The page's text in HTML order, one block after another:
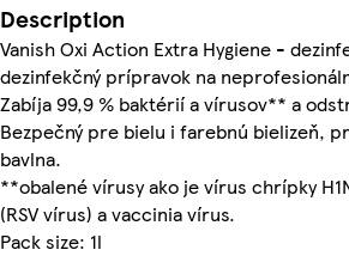
Description
Vanish Oxi Action Extra Hygiene -
dezinfekčný prípravok na
Zabíja 99,9 % baktérií a vírusov** a
Bezpečný pre bielu i farebnú bielizeň,
bavlna.
**obalené vírusy ako je vírus chrípky
(RSV vírus) a vaccinia vírus.
Pack size: 1l